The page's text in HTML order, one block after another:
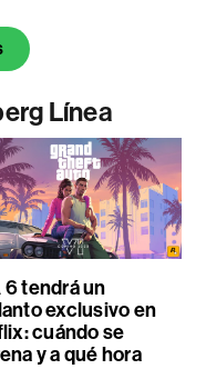
Línea
6 tendrá un
exclusivo en
cuándo se
y a qué hora